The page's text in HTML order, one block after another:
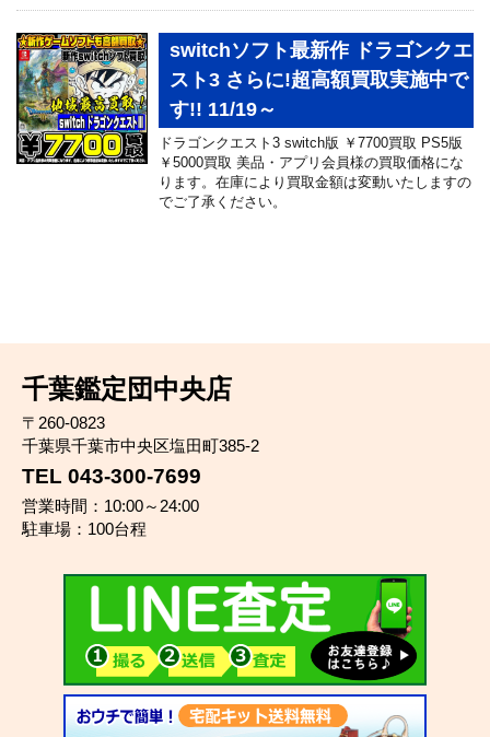
switchソフト最新作 ドラゴンクエ
スト3 さらに!超高額買取実施中で
す!! 11/19～
ドラゴンクエスト3 switch版 ￥7700買取 PS5版
￥5000買取 美品・アプリ会員様の買取価格にな
ります。在庫により買取金額は変動いたしますの
でご了承ください。
千葉鑑定団中央店
〒260-0823
千葉県千葉市中央区塩田町385-2
TEL 043-300-7699
営業時間：10:00～24:00
駐車場：100台程